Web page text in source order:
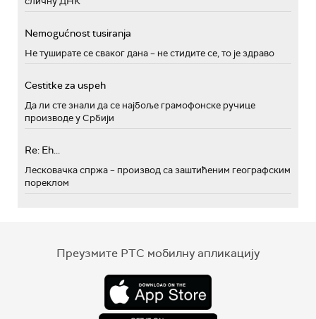
Nemogućnost tusiranja
Не туширате се сваког дана – не стидите се, то је здраво
Cestitke za uspeh
Да ли сте знали да се најбоље грамофонске ручице
производе у Србији
Re: Eh...
Лесковачка спржа – производ са заштићеним географским
пореклом
Преузмите РТС мобилну апликацију